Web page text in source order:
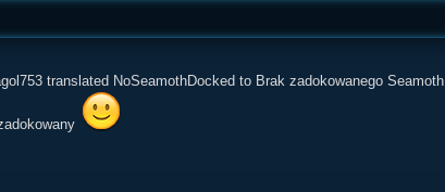
translated NoSeamothDocked to Brak zadokowanego Seamoth